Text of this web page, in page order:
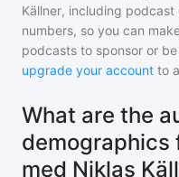
Källner, including podcast
numbers, so you can
podcasts to sponsor or
upgrade your account to
What are the
demographics
med Niklas